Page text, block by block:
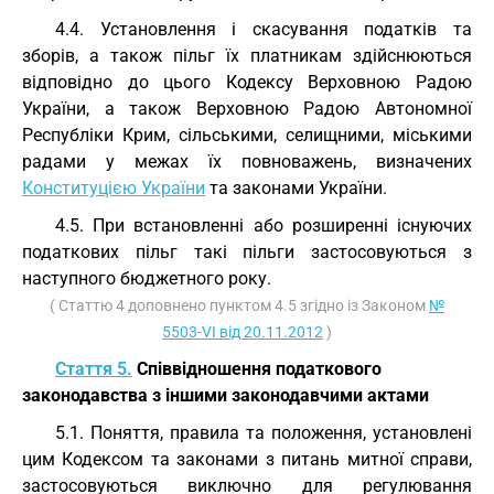
4.4. Установлення і скасування податків та
зборів, а також пільг їх платникам здійснюються
відповідно до цього Кодексу Верховною Радою
України, а також Верховною Радою Автономної
Республіки Крим, сільськими, селищними, міськими
радами у межах їх повноважень, визначених
Конституцією України та законами України.
4.5. При встановленні або розширенні існуючих
податкових пільг такі пільги застосовуються з
наступного бюджетного року.
( Статтю 4 доповнено пунктом 4.5 згідно із Законом №
5503-VI від 20.11.2012 )
Стаття 5. Співвідношення податкового
законодавства з іншими законодавчими актами
5.1. Поняття, правила та положення, установлені
цим Кодексом та законами з питань митної справи,
застосовуються виключно для регулювання